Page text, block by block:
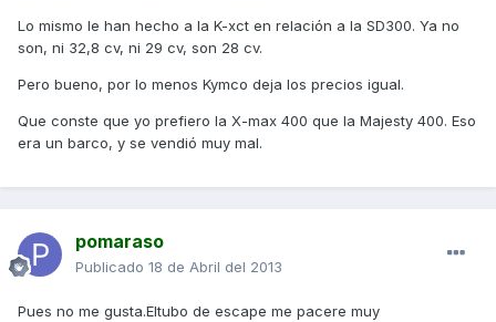
Lo mismo le han hecho a la K-xct en relación a la SD300. Ya no
son, ni 32,8 cv, ni 29 cv, son 28 cv.
Pero bueno, por lo menos Kymco deja los precios igual.
Que conste que yo prefiero la X-max 400 que la Majesty 400. Eso
era un barco, y se vendió muy mal.
pomaraso
Publicado 18 de Abril del 2013
Pues no me gusta.Eltubo de escape me pacere muy